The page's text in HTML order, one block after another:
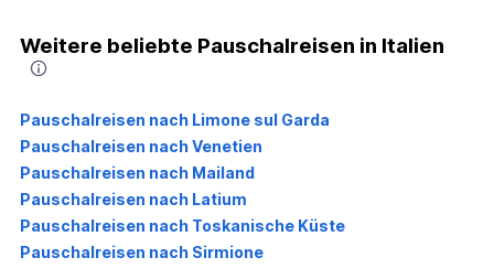
Weitere beliebte Pauschalreisen in Italien
Pauschalreisen nach Limone sul Garda
Pauschalreisen nach Venetien
Pauschalreisen nach Mailand
Pauschalreisen nach Latium
Pauschalreisen nach Toskanische Küste
Pauschalreisen nach Sirmione